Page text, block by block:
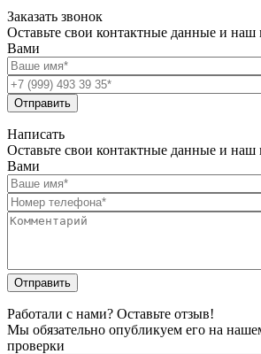
Заказать звонок
Оставьте свои контактные данные и наш
Вами
Написать
Оставьте свои контактные данные и наш
Вами
Работали с нами? Оставьте отзыв!
Мы обязательно опубликуем его на
проверки